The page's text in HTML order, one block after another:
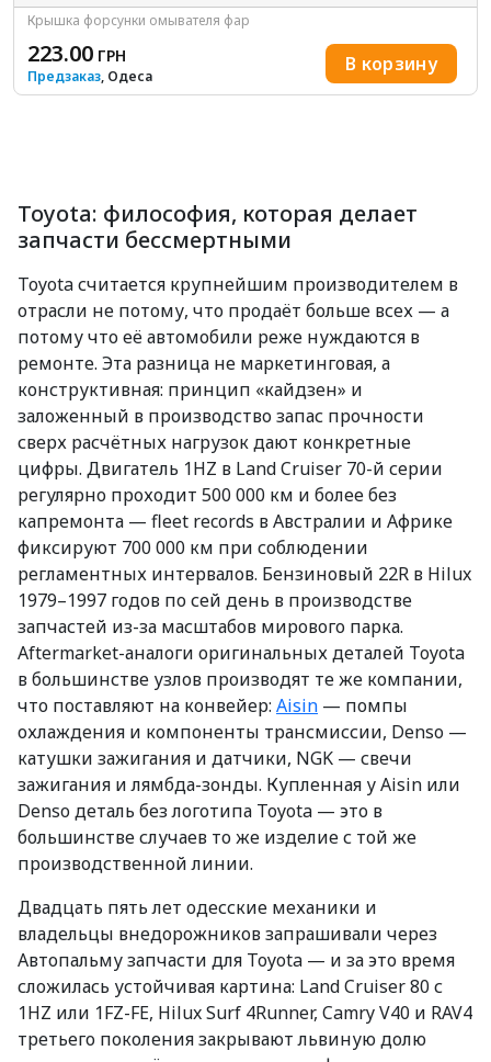
Крышка форсунки омывателя фар
223.00 ГРН
Предзаказ, Одеса
В корзину
Toyota: философия, которая делает
запчасти бессмертными
Toyota считается крупнейшим производителем в
отрасли не потому, что продаёт больше всех — а
потому что её автомобили реже нуждаются в
ремонте. Эта разница не маркетинговая, а
конструктивная: принцип «кайдзен» и
заложенный в производство запас прочности
сверх расчётных нагрузок дают конкретные
цифры. Двигатель 1HZ в Land Cruiser 70-й серии
регулярно проходит 500 000 км и более без
капремонта — fleet records в Австралии и Африке
фиксируют 700 000 км при соблюдении
регламентных интервалов. Бензиновый 22R в Hilux
1979–1997 годов по сей день в производстве
запчастей из-за масштабов мирового парка.
Aftermarket-аналоги оригинальных деталей Toyota
в большинстве узлов производят те же компании,
что поставляют на конвейер: Aisin — помпы
охлаждения и компоненты трансмиссии, Denso —
катушки зажигания и датчики, NGK — свечи
зажигания и лямбда-зонды. Купленная у Aisin или
Denso деталь без логотипа Toyota — это в
большинстве случаев то же изделие с той же
производственной линии.
Двадцать пять лет одесские механики и
владельцы внедорожников запрашивали через
Автопальму запчасти для Toyota — и за это время
сложилась устойчивая картина: Land Cruiser 80 с
1HZ или 1FZ-FE, Hilux Surf 4Runner, Camry V40 и RAV4
третьего поколения закрывают львиную долю